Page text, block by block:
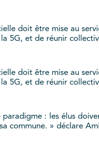
doit être mise au
5G, et de réunir
doit être mise au
5G, et de réunir
: les élus
commune. » déclare